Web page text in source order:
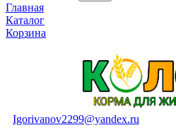
Главная
Каталог
Корзина
Igorivanov2299@yandex.ru